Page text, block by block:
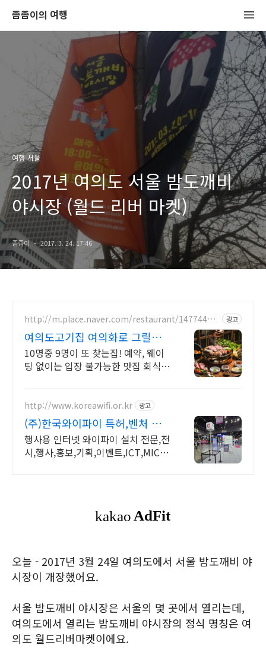
좀좀이의 여행
여행-서울
2017년 여의도 서울 밤도깨비
야시장 (월드 리버 마켓)
좀좀이 2017. 3. 24. 17:46
http://m.place.naver.com/restaurant/14774433
광고
여의도고기집 여의화로 그릴링
서비스, 대나무숲 힐링
10명중 9명이 또 찾는집! 예약, 웨이
팅 없이는 입장 불가능한 맛집 회식,
http://www.koreawifi.or.kr 광고
(주)한국와이파이 특허,벤처 빠
른상담 가능
행사용 인터넷 와이파이 설치 전문,전
시,행사,홍보,기획,이벤트,ICT,MICE
오늘 - 2017년 3월 24일 여의도에서 서울 밤도깨비 야
시장이 개장했어요.
서울 밤도깨비 야시장은 서울의 몇 곳에서 열리는데,
여의도에서 열리는 밤도깨비 야시장의 정식 명칭은 여
의도 월드리버마켓이에요.